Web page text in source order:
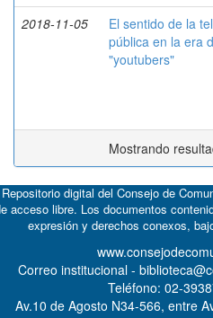
2018-11-05
El sentido de la
pública en la era
"youtubers"
Mostrando
digital del Consejo de
acceso libre. Los documentos
expresión y derechos conexos,
Correo institucional -
Teléfono: 02-
Av.10 de Agosto N34-566, entre